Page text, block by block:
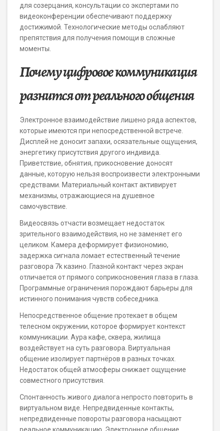
для созерцания, консультации со экспертами по
видеоконференции обеспечивают поддержку
достижимой. Технологические методы ослабляют
препятствия для получения помощи в сложные
моменты.
Почему цифровое коммуникация
разнится от реального общения
Электронное взаимодействие лишено ряда аспектов,
которые имеются при непосредственной встрече.
Дисплей не доносит запахи, осязательные ощущения,
энергетику присутствия другого индивида.
Приветствие, обнятия, прикосновение доносят
данные, которую нельзя воспроизвести электронными
средствами. Материальный контакт активирует
механизмы, отражающиеся на душевное
самочувствие.
Видеосвязь отчасти возмещает недостаток
зрительного взаимодействия, но не заменяет его
целиком. Камера деформирует физиономию,
задержка сигнала ломает естественный течение
разговора 7k казино. Глазной контакт через экран
отличается от прямого соприкосновения глаза в глаза.
Программные ограничения порождают барьеры для
истинного понимания чувств собеседника.
Непосредственное общение протекает в общем
телесном окружении, которое формирует контекст
коммуникации. Аура кафе, сквера, жилища
воздействует на суть разговора. Виртуальная
общение изолирует партнёров в разных точках.
Недостаток общей атмосферы снижает ощущение
совместного присутствия.
Спонтанность живого диалога непросто повторить в
виртуальном виде. Непредвиденные контакты,
непредвиденные повороты разговора насыщают